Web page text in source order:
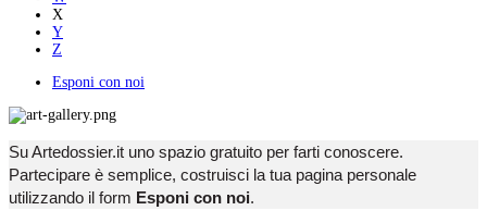
X
Y
Z
Esponi con noi
Su Artedossier.it uno spazio gratuito per farti conoscere.
Partecipare è semplice, costruisci la tua pagina personale
utilizzando il form Esponi con noi.